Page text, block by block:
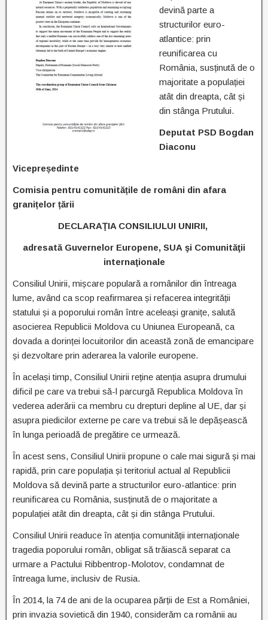
devină parte a
structurilor euro-
atlantice: prin
reunificarea cu
România, susținută de o
majoritate a populației
atât din dreapta, cât și
din stânga Prutului.
Deputat PSD Bogdan
Diaconu
Vicepreședinte
Comisia pentru comunitățile de români din afara
granițelor țării
DECLARAŢIA CONSILIULUI UNIRII,
adresată Guvernelor Europene, SUA şi Comunităţii
internaţionale
Consiliul Unirii, mișcare populară a românilor din întreaga
lume, având ca scop reafirmarea și refacerea integrității
statului și a poporului român între aceleași granițe, salută
asocierea Republicii Moldova cu Uniunea Europeană, ca
dovada a dorinței locuitorilor din această zonă de emancipare
și dezvoltare prin aderarea la valorile europene.
În același timp, Consiliul Unirii reține atenția asupra drumului
dificil pe care va trebui să-l parcurgă Republica Moldova în
vederea aderării ca membru cu drepturi depline al UE, dar și
asupra piedicilor externe pe care va trebui să le depășească
în lunga perioadă de pregătire ce urmează.
În acest sens, Consiliul Unirii propune o cale mai sigură și mai
rapidă, prin care populația și teritoriul actual al Republicii
Moldova să devină parte a structurilor euro-atlantice: prin
reunificarea cu România, susținută de o majoritate a
populației atât din dreapta, cât și din stânga Prutului.
Consiliul Unirii readuce în atenția comunității internaționale
tragedia poporului român, obligat să trăiască separat ca
urmare a Pactului Ribbentrop-Molotov, condamnat de
întreaga lume, inclusiv de Rusia.
În 2014, la 74 de ani de la ocuparea părții de Est a României,
prin invazia sovietică din 1940, considerăm ca românii au